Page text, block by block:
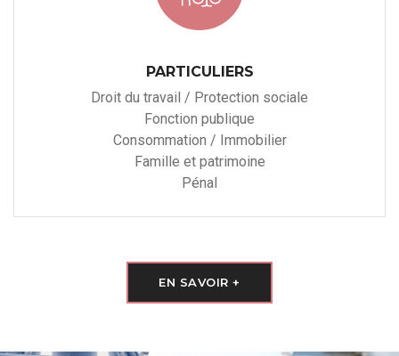
PARTICULIERS
Droit du travail / Protection sociale
Fonction publique
Consommation / Immobilier
Famille et patrimoine
Pénal
EN SAVOIR +